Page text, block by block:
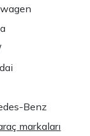
Benz
markaları